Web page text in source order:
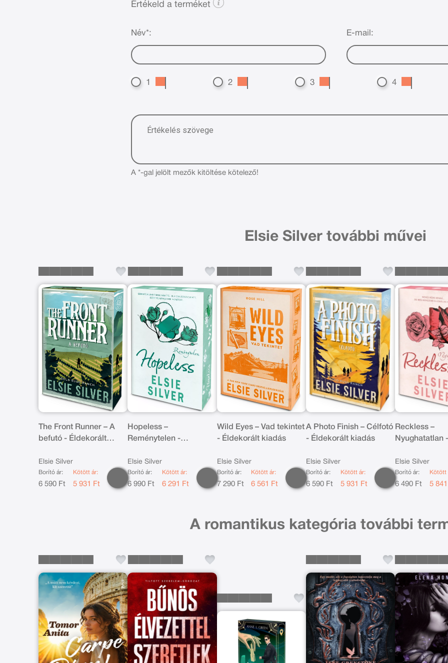
Értékeld a terméket
Név*: E-mail:
1 2 3 4
A *-gal jelölt mezők kitöltése kötelező!
Elsie Silver további művei
The Front Runner – A
befutó - Éldekorált
Elsie Silver
Borító ár:
6 590 Ft
Kötött ár:
5 931 Ft
Hopeless –
Reménytelen -
Elsie Silver
Borító ár:
6 990 Ft
Kötött ár:
6 291 Ft
Wild Eyes – Vad tekintet
- Éldekorált kiadás
Elsie Silver
Borító ár:
7 290 Ft
Kötött ár:
6 561 Ft
A Photo Finish – Célfotó
- Éldekorált kiadás
Elsie Silver
Borító ár:
6 590 Ft
Kötött ár:
5 931 Ft
Reckless –
Nyughatatlan
Elsie Silver
Borító ár:
6 490 Ft
Kötött
5
A romantikus kategória további